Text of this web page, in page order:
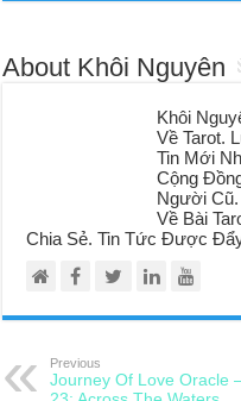
About Khôi Nguyên
Khôi
Về Tarot.
Tin Mới
Cộng
Người
Về Bài
Chia Sẻ. Tin Tức Được
Previous
Journey Of Love Oracle